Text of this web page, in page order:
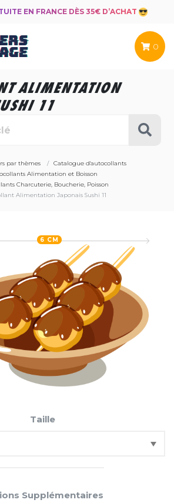
EN FRANCE DÈS 35€ D’ACHAT
0
ALIMENTATION
11
par thèmes
Catalogue d'autocollants
Alimentation et Boisson
Charcuterie, Boucherie, Poisson
Alimentation Japonais Sushi 11
6 CM
Taille
Supplémentaires